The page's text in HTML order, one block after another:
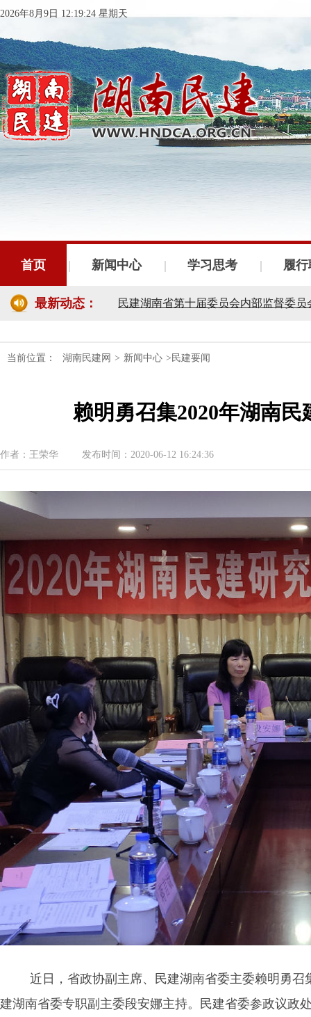
2026年8月9日 12:19:24 星期天
首页 新闻中心 学习思考 履
最新动态：
民建湖南省委会十届五次全会召开
民建湖南省委会开展2024年度理论学
民建湖南省第十届委员会内部监督委
民建湖南省十届十次常委会议召开
当前位置： 湖南民建网 > 新闻中心 >民建要闻
赖明勇召集2020年湖南
作者：王荣华 发布时间：2020-06-12 16:24:36
近日，省政协副主席、民建湖南省委主委赖明勇
建湖南省委专职副主委段安娜主持。民建省委参政议政